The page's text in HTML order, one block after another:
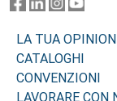
LA TUA
CATALOGHI
CONVENZIONI
LAVORARE CON